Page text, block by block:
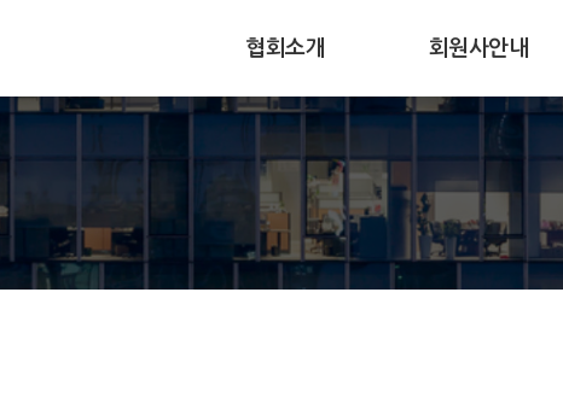
협회소개
협회연혁
조직과구성
회원사안내
회원사현황
회원사동향